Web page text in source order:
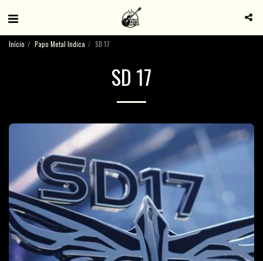
Início Papo Metal Indica SD 17
SD 17